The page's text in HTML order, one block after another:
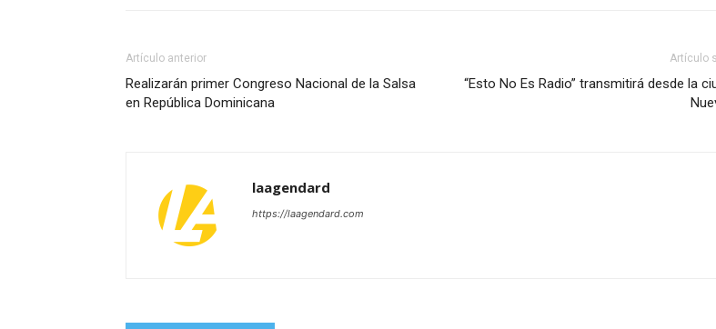
Artículo anterior
Realizarán primer Congreso Nacional de la Salsa
en República Dominicana
Artículo
“Esto No Es Radio” transmitirá desde la
laagendard
https://laagendard.com